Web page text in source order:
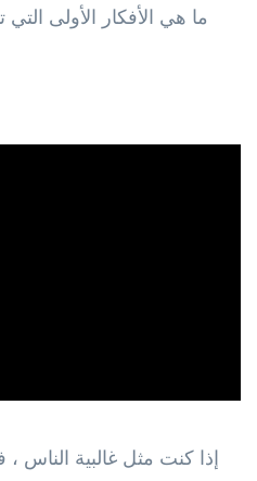
ما هي الأفكار الأولى
إذا كنت مثل غالبية الناس